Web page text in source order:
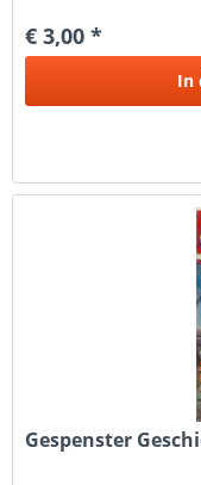
€ 3,00 *
In
Gespenster